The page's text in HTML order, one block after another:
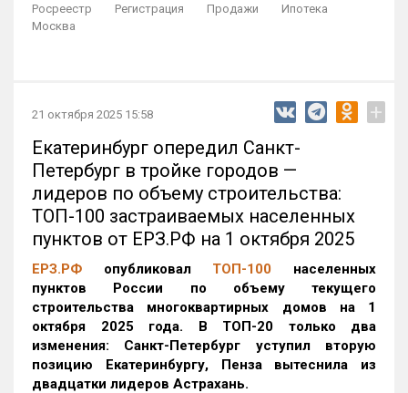
Росреестр Регистрация Продажи
Ипотека
Москва
21 октября 2025 15:58 +
Екатеринбург опередил Санкт-
Петербург в тройке городов —
лидеров по объему строительства:
ТОП-100 застраиваемых населенных
пунктов от ЕРЗ.РФ на 1 октября 2025
ЕРЗ.РФ опубликовал ТОП-100 населенных
пунктов России по объему текущего
строительства многоквартирных домов на 1
октября 2025 года. В ТОП-20 только два
изменения: Санкт-Петербург уступил вторую
позицию Екатеринбургу, Пенза вытеснила из
двадцатки лидеров Астрахань.